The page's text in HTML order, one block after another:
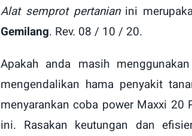
Alat semprot pertanianini
Gemilang. Rev. 08 / 10 / 20.
Apakah anda masih menggunakan
mengendalikan hama penyakit
menyarankan coba power Maxxi 20
ini. Rasakan keutungan dan